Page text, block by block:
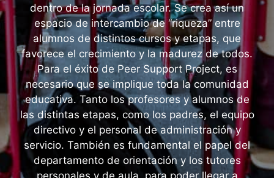
dentro de la jornada escolar. Se crea así un
espacio de intercambio de “riqueza” entre
alumnos de distintos cursos y etapas, que
favorece el crecimiento y la madurez de todos.
Para el éxito de Peer Support Project, es
necesario que se implique toda la comunidad
educativa. Tanto los profesores y alumnos de
las distintas etapas, como los padres, el equipo
directivo y el personal de administración y
servicio. También es fundamental el papel del
departamento de orientación y los tutores